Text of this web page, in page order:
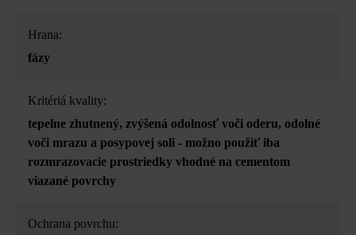
Hrana:
fázy
Kritériá kvality:
tepelne zhutnený, zvýšená odolnosť voči oderu, odolné
voči mrazu a posypovej soli - možno použiť iba
rozmrazovacie prostriedky vhodné na cementom
viazané povrchy
Ochrana povrchu: